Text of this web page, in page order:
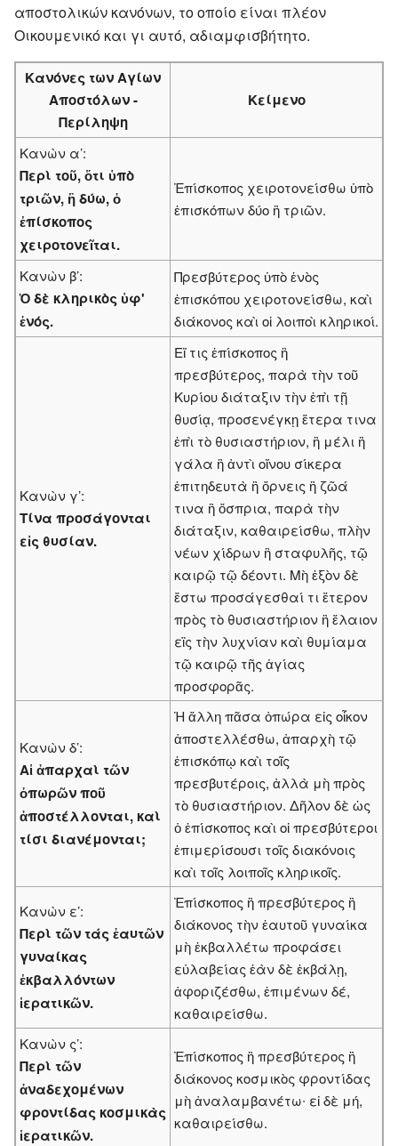
αποστολικών κανόνων, το οποίο είναι πλέον
Οικουμενικό και γι αυτό, αδιαμφισβήτητο.
Κανόνες των Αγίων
Αποστόλων -
Περίληψη
Κείμενο
Κανὼν α’:
Περὶ τοῦ, ὅτι ὑπὸ
τριῶν, ἢ δύω, ὁ
ἐπίσκοπος
χειροτονεῖται.
Ἐπίσκοπος χειροτονείσθω ὑπὸ
ἐπισκόπων δύο ἢ τριῶν.
Κανὼν β’:
Ὁ δὲ κληρικὸς ὑφ'
ἑνός.
Πρεσβύτερος ὑπὸ ἑνὸς
ἐπισκόπου χειροτονείσθω, καὶ
διάκονος καὶ οἱ λοιποὶ κληρικοί.
Κανὼν γ’:
Τίνα προσάγονται
εἰς θυσίαν.
Εἴ τις ἐπίσκοπος ἢ
πρεσβύτερος, παρὰ τὴν τοῦ
Κυρίου διάταξιν τὴν ἐπὶ τῇ
θυσίᾳ, προσενέγκῃ ἕτερα τινα
ἐπὶ τὸ θυσιαστήριον, ἢ μέλι ἢ
γάλα ἢ ἀντὶ οἴνου σίκερα
ἐπιτηδευτὰ ἢ ὄρνεις ἢ ζῶά
τινα ἢ ὄσπρια, παρὰ τὴν
διάταξιν, καθαιρείσθω, πλὴν
νέων χίδρων ἢ σταφυλῆς, τῷ
καιρῷ τῷ δέοντι. Μὴ ἐξὸν δὲ
ἔστω προσάγεσθαί τι ἕτερον
πρὸς τὸ θυσιαστήριον ἢ ἔλαιον
εἲς τὴν λυχνίαν καὶ θυμίαμα
τῷ καιρῷ τῆς ἁγίας
προσφορᾶς.
Κανὼν δ’:
Αἱ ἀπαρχαὶ τῶν
ὀπωρῶν ποῦ
ἀποστέλλονται, καὶ
τίσι διανέμονται;
Ἡ ἄλλη πᾶσα ὀπώρα εἰς οἶκον
ἀποστελλέσθω, ἀπαρχὴ τῷ
ἐπισκόπῳ καὶ τοῖς
πρεσβυτέροις, ἀλλὰ μὴ πρὸς
τὸ θυσιαστήριον. Δῆλον δὲ ὡς
ὁ ἐπίσκοπος καὶ οἱ πρεσβύτεροι
ἐπιμερίσουσι τοῖς δια­κόνοις
καὶ τοῖς λοιποῖς κληρικοῖς.
Κανὼν ε’:
Περὶ τῶν τάς ἑαυτῶν
γυναίκας
ἐκβαλλόντων
ἱερατικῶν.
Ἐπίσκοπος ἢ πρεσβύτερος ἢ
διάκονος τὴν ἑαυτοῦ γυ­ναίκα
μὴ ἐκβαλλέτω προφάσει
εὐλαβείας ἐὰν δὲ ἐκβάλῃ,
ἀφοριζέσθω, ἐπιμένων δέ,
καθαιρείσθω.
Κανὼν ς’:
Περὶ τῶν
ἀναδεχομένων
φροντίδας κοσμικὰς
ἱερατικῶν.
Ἐπίσκοπος ἢ πρεσβύτερος ἢ
διάκονος κοσμικὸς φροντίδας
μὴ ἀναλαμβανέτω∙ εἰ δὲ μή,
καθαιρείσθω.